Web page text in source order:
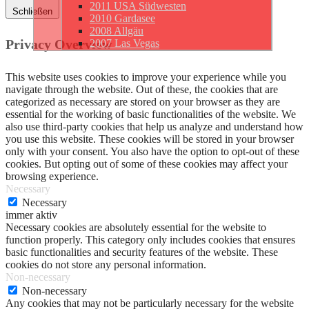
2011 USA Südwesten
2010 Gardasee
2008 Allgäu
2007 Las Vegas
Schließen
Privacy Overview
This website uses cookies to improve your experience while you
navigate through the website. Out of these, the cookies that are
categorized as necessary are stored on your browser as they are
essential for the working of basic functionalities of the website. We
also use third-party cookies that help us analyze and understand how
you use this website. These cookies will be stored in your browser
only with your consent. You also have the option to opt-out of these
cookies. But opting out of some of these cookies may affect your
browsing experience.
Necessary
Necessary
immer aktiv
Necessary cookies are absolutely essential for the website to
function properly. This category only includes cookies that ensures
basic functionalities and security features of the website. These
cookies do not store any personal information.
Non-necessary
Non-necessary
Any cookies that may not be particularly necessary for the website